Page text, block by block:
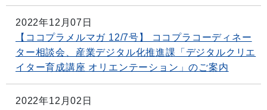
2022年12月07日
【ココプラメルマガ 12/7号】 ココプラコーディネー
ター相談会、産業デジタル化推進課「デジタルクリエ
イター育成講座 オリエンテーション」のご案内
2022年12月02日